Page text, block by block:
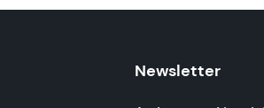
Newsletter